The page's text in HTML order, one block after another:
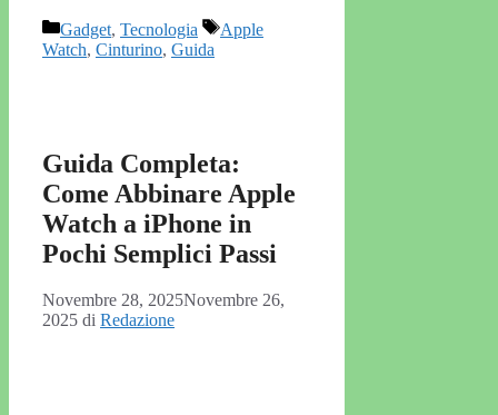
Categorie
Gadget, Tecnologia Tag
Apple
Watch, Cinturino, Guida
Guida Completa:
Come Abbinare Apple
Watch a iPhone in
Pochi Semplici Passi
Novembre 28, 2025Novembre 26,
2025 di Redazione